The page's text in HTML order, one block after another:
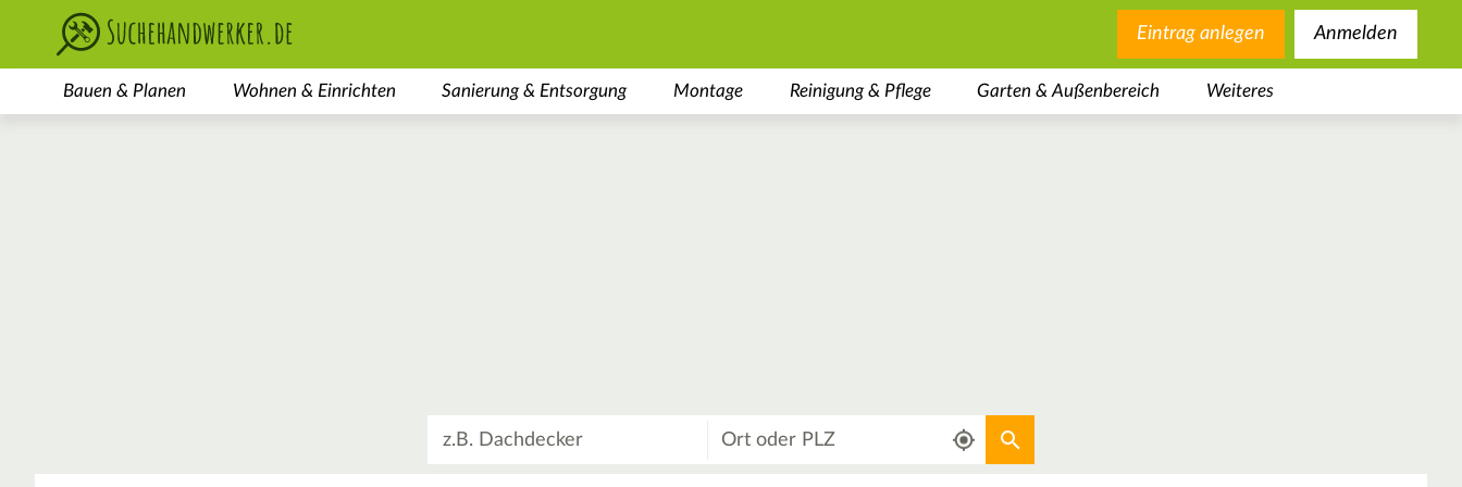
Eintrag anlegen Anmelden
Bauen & Planen Wohnen & Einrichten Sanierung & Entsorgung Montage Reinigung & Pflege Garten & Außenbereich Weiteres
Aktuellen Standort verwenden